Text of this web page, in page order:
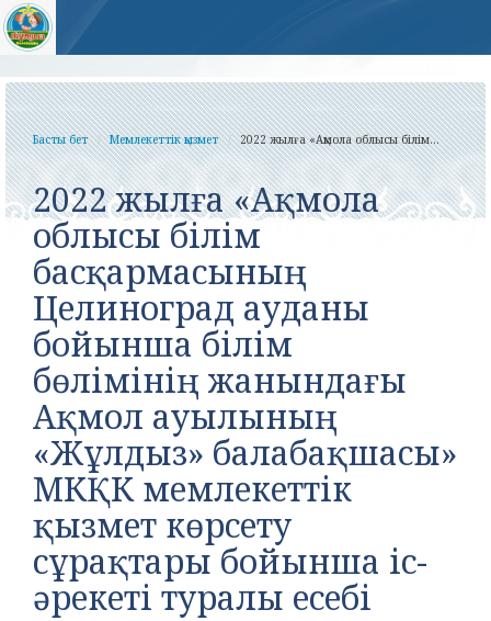
Басты бет Мемлекеттік қызмет 2022 жылға «Ақмола облысы білім...
2022 жылға «Ақмола
облысы білім
басқармасының
Целиноград ауданы
бойынша білім
бөлімінің жанындағы
Ақмол ауылының
«Жұлдыз» балабақшасы»
МКҚК мемлекеттік
қызмет көрсету
сұрақтары бойынша іс-
әрекеті туралы есебі